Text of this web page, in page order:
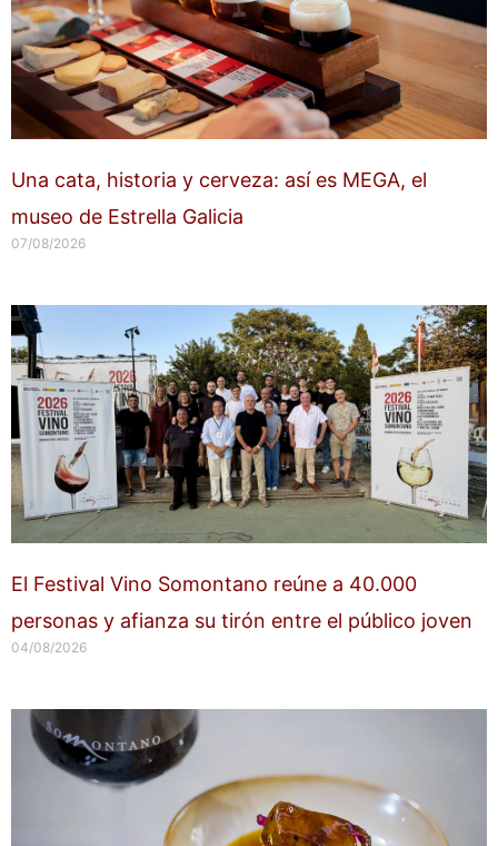
Una cata, historia y cerveza: así es MEGA, el
museo de Estrella Galicia
07/08/2026
El Festival Vino Somontano reúne a 40.000
personas y afianza su tirón entre el público joven
04/08/2026